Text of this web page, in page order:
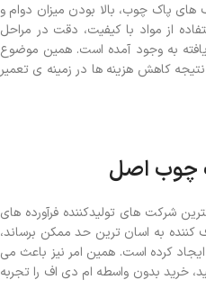
پاک چوب، بالا بودن میزان دوام و
از مواد با کیفیت، دقت در مراحل
یافته به وجود آمده است. همین موضوع
کاهش هزینه ها در زمینه ی تعمیر
چوب اصل
شرکت های تولیدکننده فرآورده های
کننده به اسان ترین حد ممکن برساند،
کرده است. همین امر نیز باعث می
خرید بدون واسطه ام دی اف را تجربه